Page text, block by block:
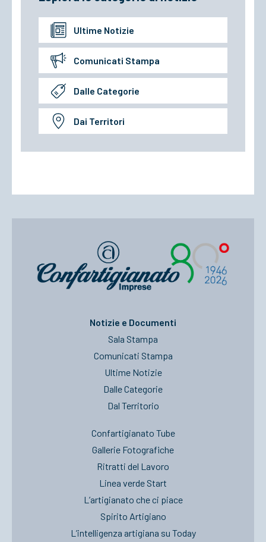
Ultime Notizie
Comunicati Stampa
Dalle Categorie
Dai Territori
Notizie e Documenti
Sala Stampa
Comunicati Stampa
Ultime Notizie
Dalle Categorie
Dal Territorio
Confartigianato Tube
Gallerie Fotografiche
Ritratti del Lavoro
Linea verde Start
L’artigianato che ci piace
Spirito Artigiano
L’intelligenza artigiana su Today